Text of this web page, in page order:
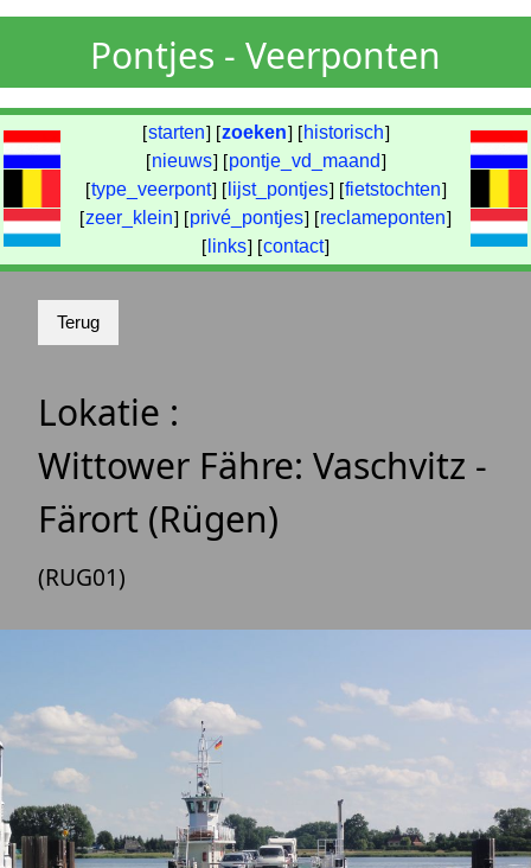
Pontjes - Veerponten
[starten] [zoeken] [ historisch]
[nieuws] [pontje_vd_maand]
[type_veerpont] [ lijst_pontjes] [fietstochten]
[zeer_klein] [privé_pontjes] [reclameponten]
[ links] [contact]
Lokatie :
Wittower Fähre: Vaschvitz -
Färort (Rügen)
(RUG01)